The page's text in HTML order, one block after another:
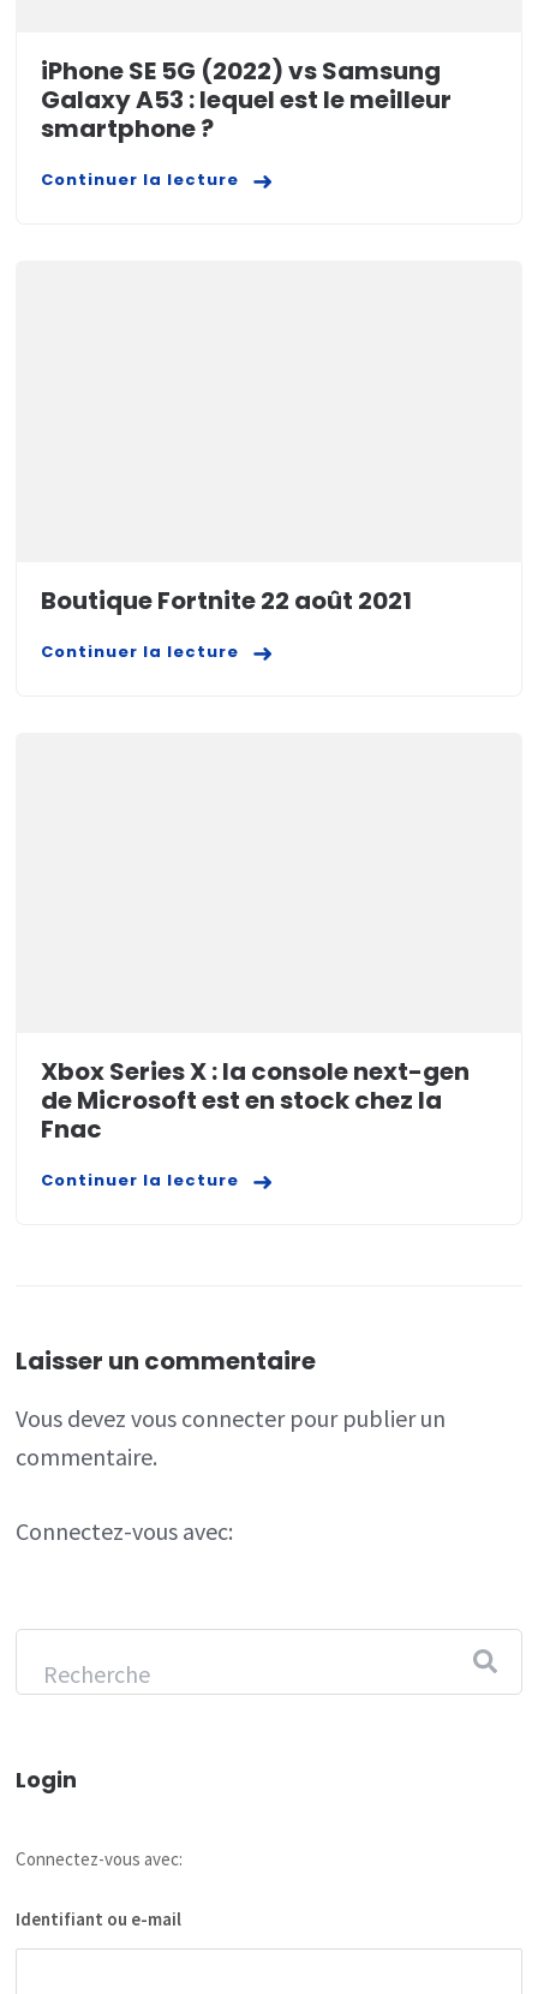
iPhone SE 5G (2022) vs Samsung
Galaxy A53 : lequel est le meilleur
smartphone ?
Continuer la lecture
Boutique Fortnite 22 août 2021
Continuer la lecture
Xbox Series X : la console next-gen
de Microsoft est en stock chez la
Fnac
Continuer la lecture
Laisser un commentaire
Vous devezvous connecterpour publier un
commentaire.
Connectez-vous avec:
Login
Connectez-vous avec:
Identifiant ou e-mail